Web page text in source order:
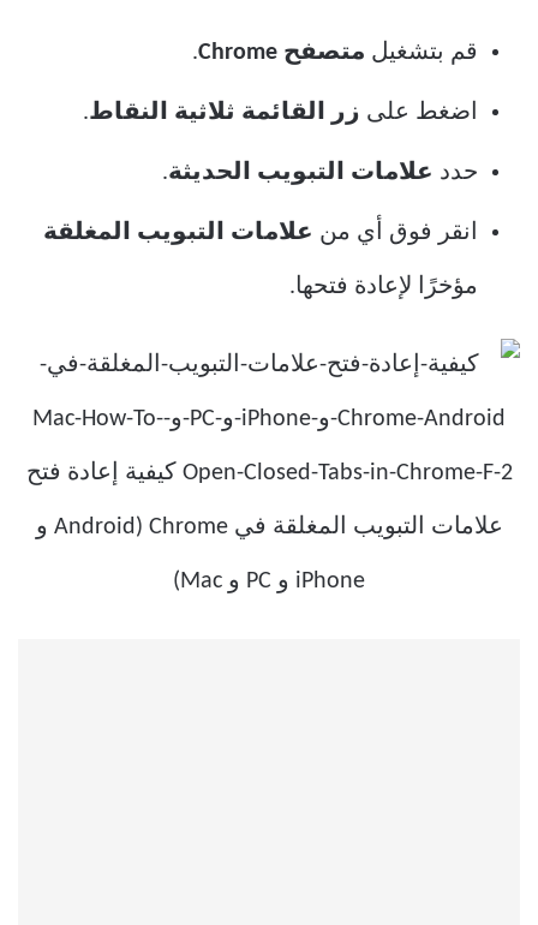
قم بتشغيل متصفح Chrome .
اضغط على زر القائمة ثلاثية النقاط.
حدد علامات التبويب الحديثة.
انقر فوق أي من علامات التبويب المغلقة
مؤخرًا لإعادة فتحها.